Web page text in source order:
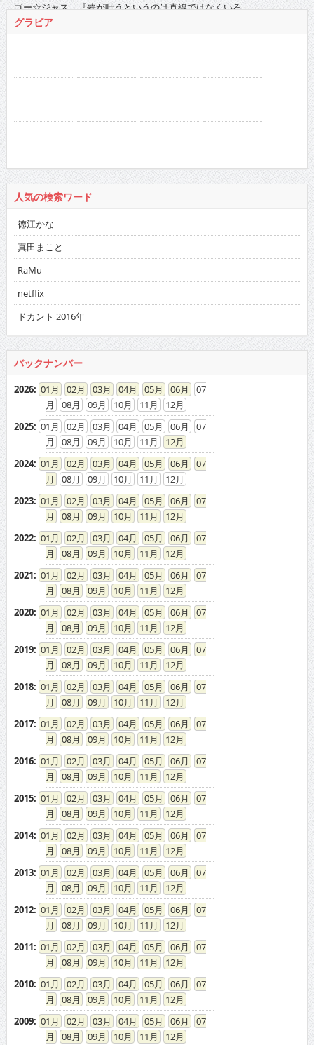
ゴー☆ジャス 『夢が叶うというのは直線ではなくいろ...
2021/11/16 に投稿された
グラビア
人気の検索ワード
徳江かな
真田まこと
RaMu
netflix
ドカント 2016年
バックナンバー
2026: 01 02 03 04 05 06
07
08
09 10 11
12
2025: 01 02 03 04 05 06
07
08
09 10 11
12
2024: 01 02 03 04 05 06
07
08
09 10 11
12
2023: 01 02 03 04 05 06
07
08
09 10 11
12
2022: 01 02 03 04 05 06
07
08
09 10 11
12
2021: 01 02 03 04 05 06
07
08
09 10 11
12
2020: 01 02 03 04 05 06
07
08
09 10 11
12
2019: 01 02 03 04 05 06
07
08
09 10 11
12
2018: 01 02 03 04 05 06
07
08
09 10 11
12
2017: 01 02 03 04 05 06
07
08
09 10 11
12
2016: 01 02 03 04 05 06
07
08
09 10 11
12
2015: 01 02 03 04 05 06
07
08
09 10 11
12
2014: 01 02 03 04 05 06
07
08
09 10 11
12
2013: 01 02 03 04 05 06
07
08
09 10 11
12
2012: 01 02 03 04 05 06
07
08
09 10 11
12
2011: 01 02 03 04 05 06
07
08
09 10 11
12
2010: 01 02 03 04 05 06
07
08
09 10 11
12
2009: 01 02 03 04 05 06
07
08
09 10 11
12